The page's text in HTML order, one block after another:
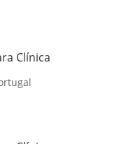
Clínica